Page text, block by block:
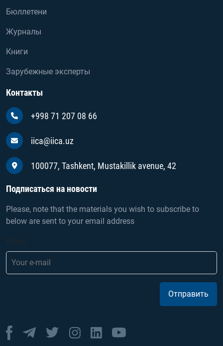
Бюллетени
Журналы
Книги
Зарубежные эксперты
Контакты
+998 71 207 08 66
iica@iica.uz
100077, Tashkent, Mustakillik avenue, 42
Подписаться на новости
Please, note that the materials you wish to subscribe to
below are sent to your email address
Отправить